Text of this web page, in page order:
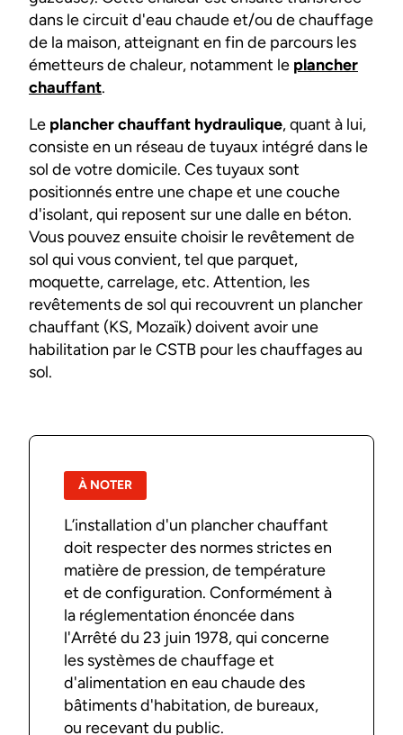
dans le circuit d'eau chaude et/ou de chauffage
de la maison, atteignant en fin de parcours les
émetteurs de chaleur, notamment le plancher
chauffant.
Le plancher chauffant hydraulique, quant à lui,
consiste en un réseau de tuyaux intégré dans le
sol de votre domicile. Ces tuyaux sont
positionnés entre une chape et une couche
d'isolant, qui reposent sur une dalle en béton.
Vous pouvez ensuite choisir le revêtement de
sol qui vous convient, tel que parquet,
moquette, carrelage, etc. Attention, les
revêtements de sol qui recouvrent un plancher
chauffant (KS, Mozaïk) doivent avoir une
habilitation par le CSTB pour les chauffages au
sol.
À NOTER
L’installation d'un plancher chauffant
doit respecter des normes strictes en
matière de pression, de température
et de configuration. Conformément à
la réglementation énoncée dans
l'Arrêté du 23 juin 1978, qui concerne
les systèmes de chauffage et
d'alimentation en eau chaude des
bâtiments d'habitation, de bureaux,
ou recevant du public.